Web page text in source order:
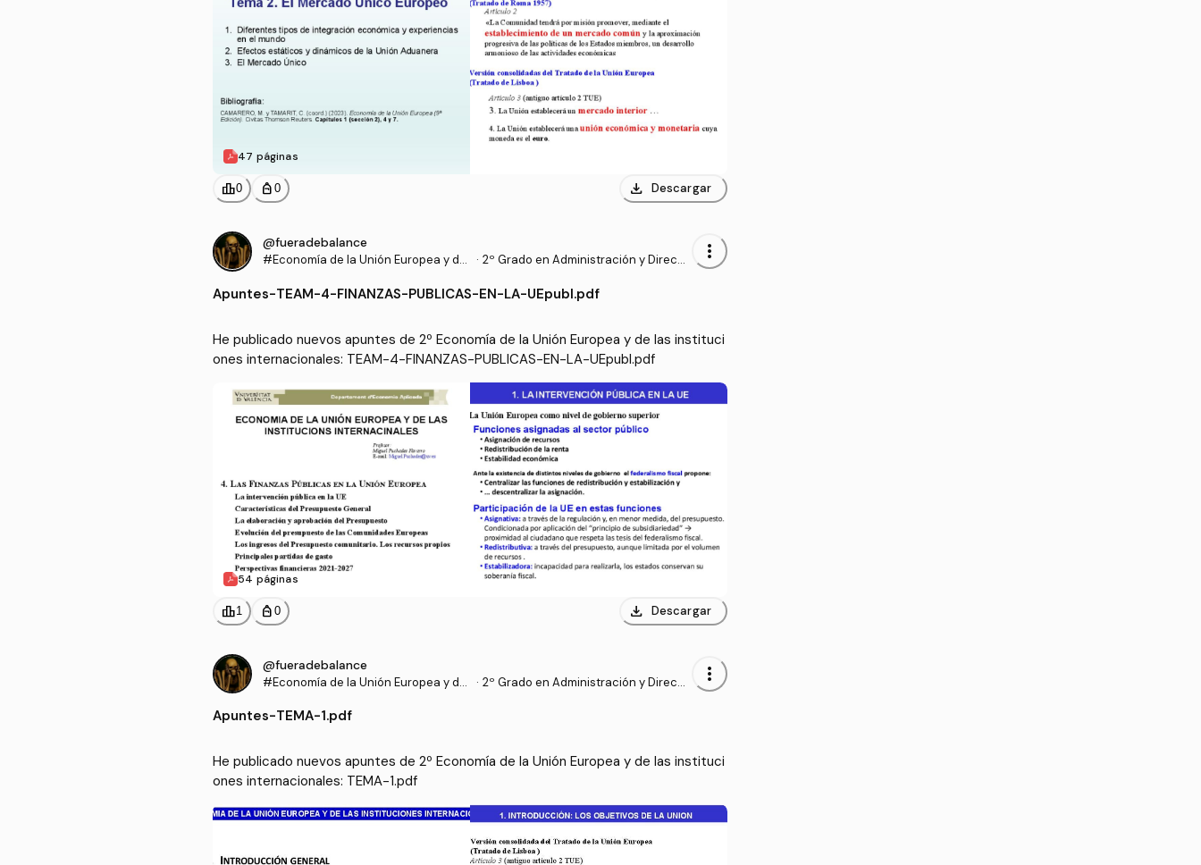
47 páginas
leaderboard0 personal_bag 0 download Descargar
@fueradebalance
#Economía de la Unión Europea y de l
· 2º Grado en Administración y Direcci
more_vert
Apuntes-TEAM-4-FINANZAS-PUBLICAS-EN-LA-UEpubl.pdf
He publicado nuevos apuntes de 2º Economía de la Unión Europea y de las instituci
ones internacionales: TEAM-4-FINANZAS-PUBLICAS-EN-LA-UEpubl.pdf
54 páginas
leaderboard1 personal_bag 0 download Descargar
@fueradebalance
#Economía de la Unión Europea y de l
· 2º Grado en Administración y Direcci
more_vert
Apuntes-TEMA-1.pdf
He publicado nuevos apuntes de 2º Economía de la Unión Europea y de las instituci
ones internacionales: TEMA-1.pdf